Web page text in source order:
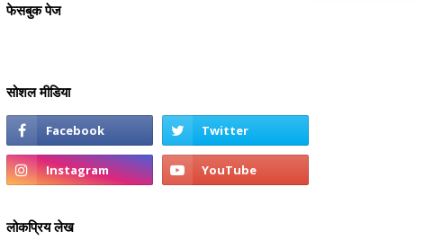
फेसबुक पेज
सोशल मीडिया
लोकप्रिय लेख